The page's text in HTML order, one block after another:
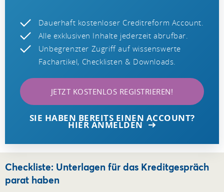
Dauerhaft kostenloser Creditreform Account.
Alle exklusiven Inhalte jederzeit abrufbar.
Unbegrenzter Zugriff auf wissenswerte
Fachartikel, Checklisten & Downloads.
JETZT KOSTENLOS REGISTRIEREN!
SIE HABEN BEREITS EINEN ACCOUNT?
HIER ANMELDEN
Checkliste: Unterlagen für das Kreditgespräch
parat haben